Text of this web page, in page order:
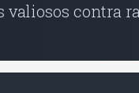
valiosos contra